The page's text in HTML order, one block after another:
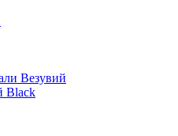
Везувий
Black